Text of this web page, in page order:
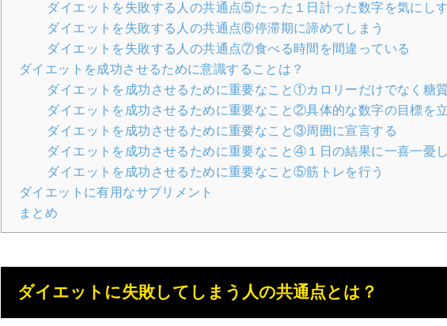
ダイエットを失敗する人の共通点⑤たった１日計った数字を気にし
ダイエットを失敗する人の共通点⑥停滞期に諦めてしまう
ダイエットを失敗する人の共通点⑦食べる時間を間違っている
ダイエットを成功させるために意識することは？
ダイエットを成功させるために重要なこと①カロリーだけでなく糖
ダイエットを成功させるために重要なこと②具体的な数字の目標を
ダイエットを成功させるために重要なこと③周囲に宣言する
ダイエットを成功させるために重要なこと④１日の結果に一喜一憂
ダイエットを成功させるために重要なこと⑤筋トレを行う
ダイエットに有用なサプリメント
まとめ
ダイエットに失敗してしまう人の共通点とは？